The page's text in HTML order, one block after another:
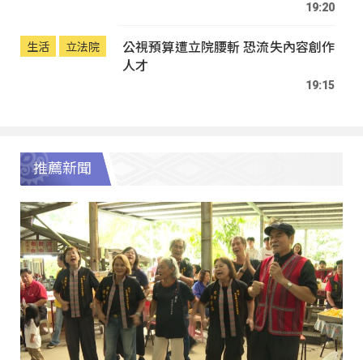
19:20
生活 立法院
公視預算遭立院腰斬 恐流失內容創作
人才
19:15
推薦新聞